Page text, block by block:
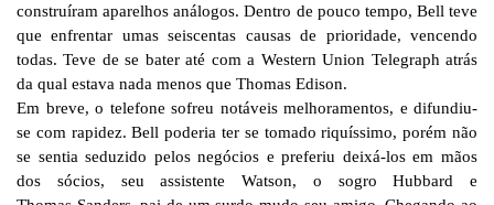
construíram aparelhos análogos. Dentro de pouco tempo, Bell teve
que enfrentar umas seiscentas causas de prioridade, vencendo
todas. Teve de se bater até com a Western Union Telegraph atrás
da qual estava nada menos que Thomas Edison.
Em breve, o telefone sofreu notáveis melhoramentos, e difundiu-
se com rapidez. Bell poderia ter se tomado riquíssimo, porém não
se sentia seduzido pelos negócios e preferiu deixá-los em mãos
dos sócios, seu assistente Watson, o sogro Hubbard e